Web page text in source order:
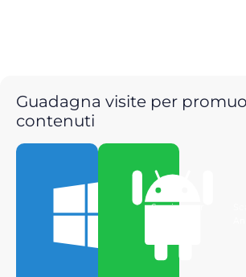
Guadagna visite per
contenuti
Scarica per